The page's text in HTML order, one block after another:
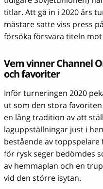
titlar. Att gå in i 2020 års
mästare satte viss press
försöka försvara titeln
Vem vinner Channel
och favoriter
Inför turneringen 2020
ut som den stora
en lång tradition av att
laguppställningar just i
bestående av
för rysk seger bedömdes
av hemmaplan och en
vid den större isytan.